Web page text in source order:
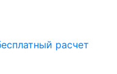
расчет